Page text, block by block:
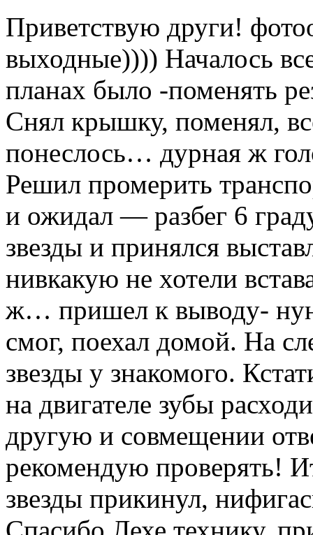
Приветствую други!
выходные)))) Началось
планах было -поменять
Снял крышку, поменял,
понеслось… дурная ж
Решил промерить
и ожидал — разбег 6
звезды и принялся
нивкакую не хотели
ж… пришел к выводу-
смог, поехал домой. На
звезды у знакомого.
на двигателе зубы
другую и совмещении
рекомендую проверять!
звезды прикинул,